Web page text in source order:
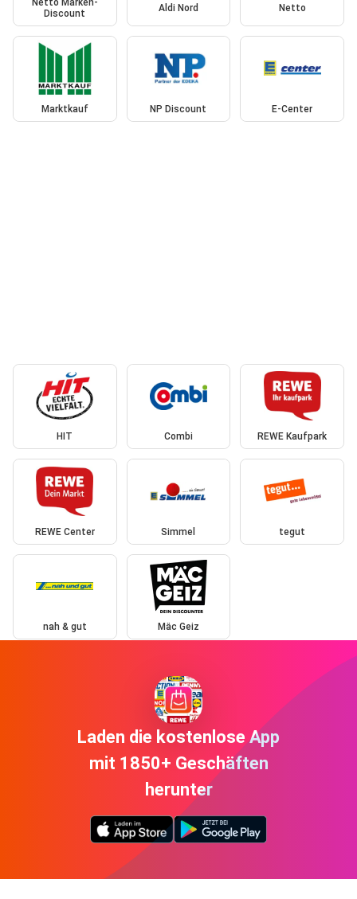
Netto Marken-
Discount
Aldi Nord Netto
Marktkauf NP Discount E-Center
HIT Combi REWE Kaufpark
REWE Center Simmel tegut
nah & gut Mäc Geiz
Laden die kostenlose App
mit 1850+ Geschäften
herunter